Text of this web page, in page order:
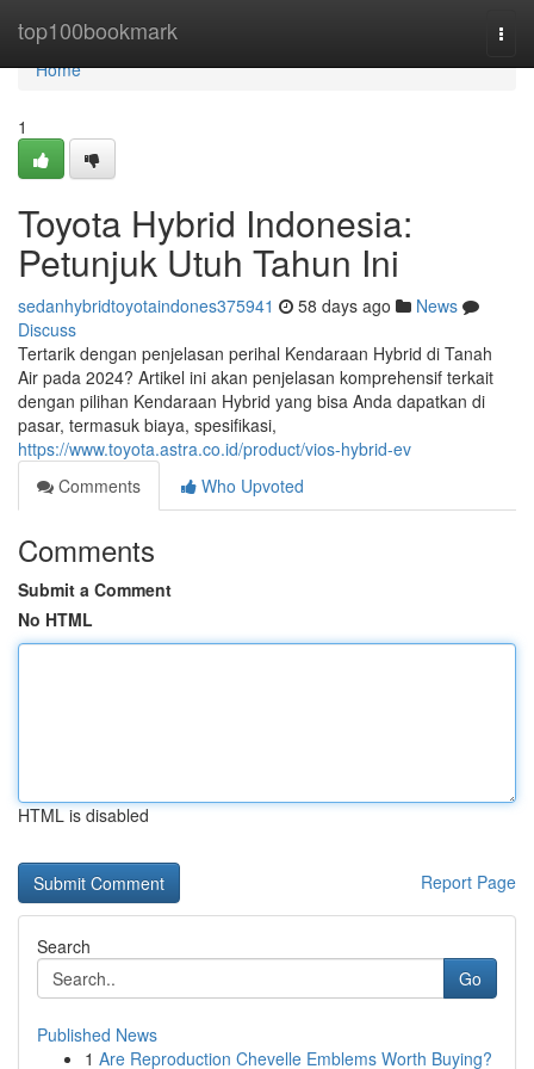
top100bookmark
Home
Home
1
Toyota Hybrid Indonesia:
Petunjuk Utuh Tahun Ini
sedanhybridtoyotaindones375941 58 days ago
News
Discuss
Tertarik dengan penjelasan perihal Kendaraan Hybrid di Tanah
Air pada 2024? Artikel ini akan penjelasan komprehensif terkait
dengan pilihan Kendaraan Hybrid yang bisa Anda dapatkan di
pasar, termasuk biaya, spesifikasi,
https://www.toyota.astra.co.id/product/vios-hybrid-ev
Comments
Who Upvoted
Comments
Submit a Comment
No HTML
HTML is disabled
Report Page
Search
Go
Published News
1 Are Reproduction Chevelle Emblems Worth Buying?